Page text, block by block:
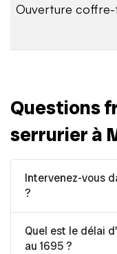
Ouverture
Questions
serrurier à
Intervenez-vous
?
Quel est le délai
au 1695 ?